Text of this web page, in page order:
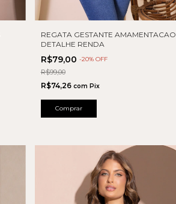
REGATA GESTANTE AMAMENTACAO
DETALHE RENDA
R$79,00 -20% OFF
R$99,00
R$74,26 com Pix
Comprar